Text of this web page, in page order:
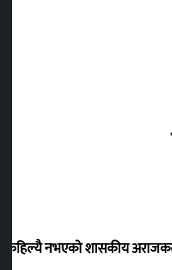
कहिल्यै नभएको शासकीय